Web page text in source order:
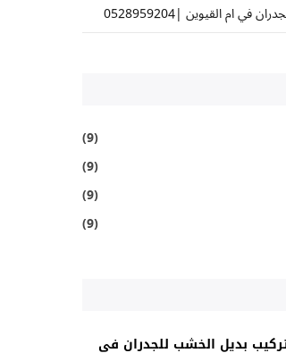
ام القيوين |0528959204
(9)
(9)
(9)
(9)
بديل الخشب للجدران في